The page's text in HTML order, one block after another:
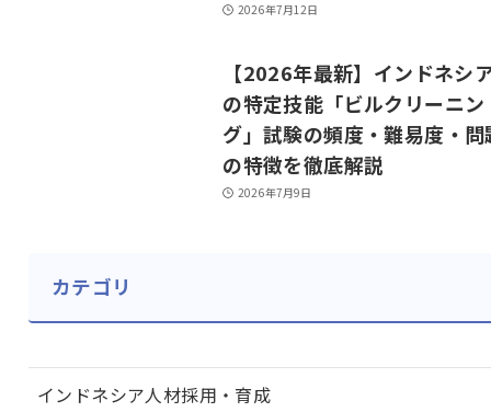
2026年7月12日
【2026年最新】インドネシ
の特定技能「ビルクリーニン
グ」試験の頻度・難易度・問
の特徴を徹底解説
2026年7月9日
カテゴリ
インドネシア人材採用・育成